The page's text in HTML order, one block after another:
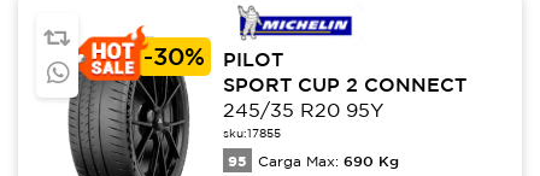
-30%
PILOT
SPORT CUP 2 CONNECT
245/35 R20 95Y
sku:17855
95 Carga Max: 690 Kg